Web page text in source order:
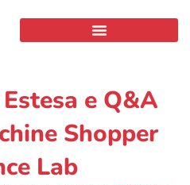
e Q&A
Shopper
Lab